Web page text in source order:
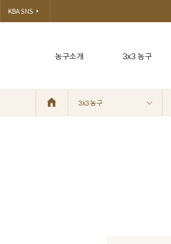
농구소개 3x3 농구
KBA SNS
3x3 농구